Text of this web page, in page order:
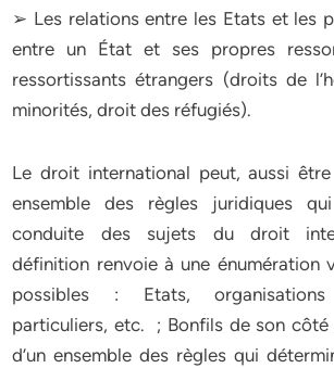
➢ Les relations entre les Etats et les
entre un État et ses propres
ressortissants étrangers (droits de
minorités, droit des réfugiés).
Le droit international peut, aussi
ensemble des règles juridiques
conduite des sujets du droit
définition renvoie à une énumération
possibles : Etats, organisations
particuliers, etc. ; Bonfils de son côté
d’un ensemble des règles qui